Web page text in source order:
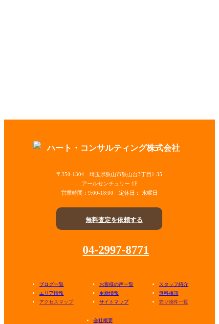
〒350-1304埼玉県狭山市狭山台3丁目1-35
アールセンチュリー 1F
営業時間： 9:00-18:00 定休日： 水曜日
無料査定を依頼する
04-2997-8771
ブログ一覧
エリア情報
アクセスマップ
お客様の声一覧
更新情報
サイトマップ
スタッフ紹介
無料相談
売り物件一覧
会社概要